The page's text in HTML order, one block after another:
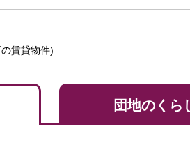
賃貸物件)
団地のくら